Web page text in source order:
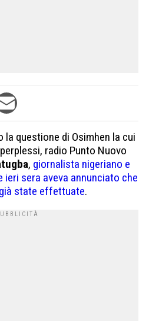
la questione di Osimhen la cui
radio Punto Nuovo
, giornalista nigeriano e
sera aveva annunciato che
state effettuate.